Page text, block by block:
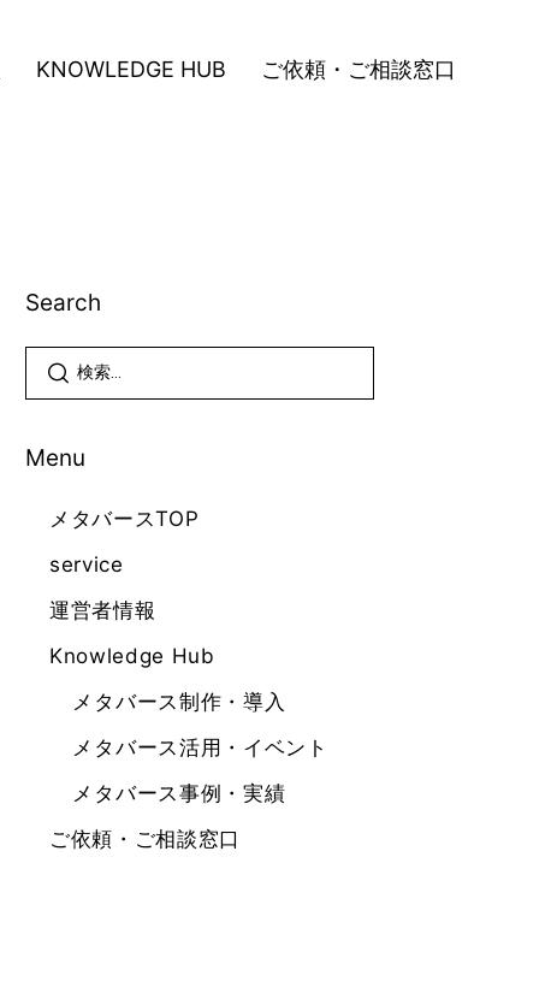
KNOWLEDGE HUB ご依頼・ご相談窓口
Search
Menu
メタバースTOP
service
運営者情報
Knowledge Hub
メタバース制作・導入
メタバース活用・イベント
メタバース事例・実績
ご依頼・ご相談窓口